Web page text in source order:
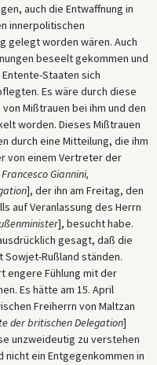
auch die Entwaffnung in
innerpolitischen
gelegt worden wären. Auch
beseelt gekommen und
Staaten sich
Es wäre durch diese
Mißtrauen bei ihm und den
worden. Dieses Mißtrauen
durch eine Mitteilung, die ihm
von einem Vertreter der
Francesco Giannini,
], der ihn am Freitag, den
auf Veranlassung des Herrn
], besucht habe.
gesagt, daß die
Rußland ständen.
engere Fühlung mit der
Es hätte am 15. April
Freiherrn von Maltzan
der britischen Delegation]
unzweideutig zu verstehen
ein Entgegenkommen in